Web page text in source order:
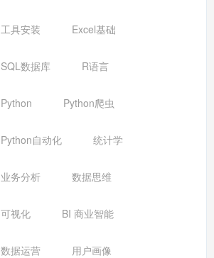
工具安装 Excel基础
SQL数据库 R语言
Python Python爬虫
Python自动化 统计学
业务分析 数据思维
可视化 BI 商业智能
数据运营 用户画像